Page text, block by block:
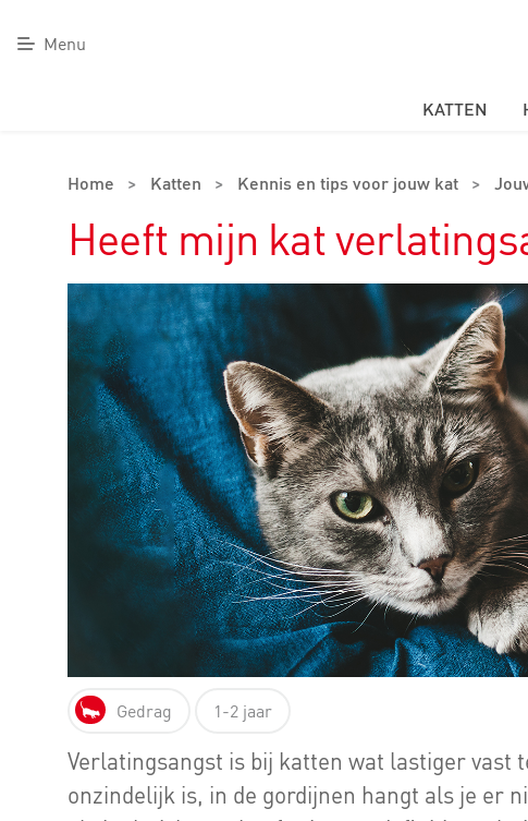
Menu
KATTEN
Home > Katten > Kennis en tips voor jouw kat >
Heeft mijn kat
Gedrag 1-2 jaar
Verlatingsangst is bij katten wat lastiger vast
onzindelijk is, in de gordijnen hangt als je er